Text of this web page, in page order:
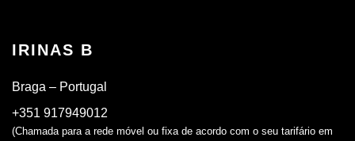
IRINAS B
Braga – Portugal
+351 917949012
(Chamada para a rede móvel ou fixa de acordo com o seu tarifário em